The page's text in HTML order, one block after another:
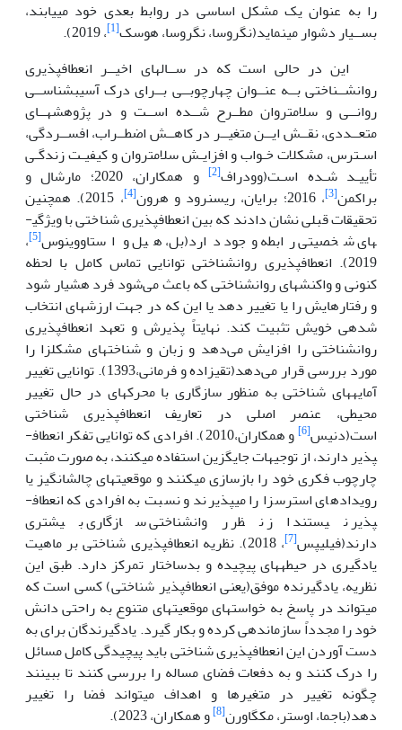
را به عنوان یک مشکل اساسی در روابط بعدی خود می­یابند،
بســیار دشوار می­نماید(نگروسا، نگروسا، هوسک[1] ، 2019).
این در حالی است که در ســال­های اخیــر انعطاف­پذیری
روانشــناختی بــه عنــوان چهارچوبــی بــرای درک آسیب­شناســی
روانــی و سلامت­روان مطــرح شــده اســت و در پژوهش­هــای
متعــددی، نقــش ایــن متغیــر در کاهــش اضطــراب، افســردگی،
اسـترس، مشکلات خـواب و افزایـش سلامت­روان و کیفیـت زندگـی
تأییـد شـده اسـت(وودراف[2]
و همکاران، 2020؛ مارشال و
براکمن[3] ، 2016؛ برایان، ری­سنرود و هرون [4]
، 2015). همچنین
تحقیقات قبلی نشان دادند که بین انعطاف­پذیری شناختی با ویژگی­
های شخصیتی رابطه وجود دارد(بل، هیل و استاووینوس[5] ،
2019). انعطاف­پذیری روانشناختی توانایی تماس کامل با لحظه
کنونی و واکنش­های روانشناختی که باعث می‌شود فرد هشیار شود
و رفتارهایش را یا تغییر دهد یا این که در جهت ارزش­های انتخاب
شده­ی خویش تثبیت کند. نهایتاً پذیرش و تعهد انعطاف­پذیری
روانشناختی را افزایش می‌دهد و زبان و شناخت­های مشکل­زا را
مورد بررسی قرار می‌دهد(تقی­زاده و فرمانی،1393). توانایی تغییر
آمایه­های شناختی به منظور سازگاری با محرک­های در حال تغییر
محیطی، عنصر اصلی در تعاریف انعطاف­پذیری شناختی
است(دنیس[6]
و همکاران،2010). افرادی که توانایی تفکر انعطاف­
پذیر دارند، از توجیهات جایگزین استفاده می­کنند، به صورت مثبت
چارچوب فکری خود را بازسازی می­کنند و موقعیت­های چالش­انگیز یا
رویدادهای استرس­زا را می­پذیرند و نسبت به افرادی که انعطاف­
پذیر نیستند از نظر روانشناختی سازگاری بیشتری
دارند(فیلیپس[7]
، 2018). نظریه انعطاف­پذیری شناختی بر ماهیت
یادگیری در حیطه­های پیچیده و بدساختار تمرکز دارد. طبق این
نظریه، یادگیرنده موفق(یعنی انعطاف­پذیر شناختی) کسی است که
می­تواند در پاسخ به خواست­های موقعیت­های متنوع به راحتی دانش
خود را مجدداً سازماندهی کرده و بکار گیرد. یادگیرندگان برای به
دست آوردن این انعطاف­پذیری شناختی باید پیچیدگی کامل مسائل
را درک کنند و به دفعات فضای مساله را بررسی کنند تا ببینند
چگونه تغییر در متغیرها و اهداف می­تواند فضا را تغییر
دهد(باجما، اوستر، مک­گاورن[8] و همکاران، 2023).